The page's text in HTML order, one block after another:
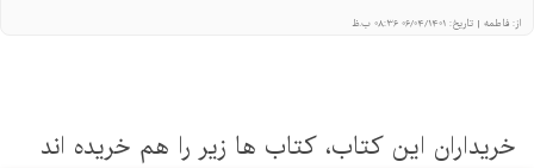
| تاریخ: 06/04/1401 08:36 ب.ظ
این كتاب، كتاب ها زیر را هم خریده اند